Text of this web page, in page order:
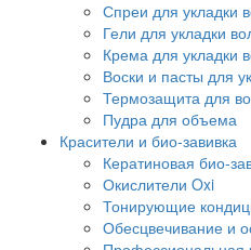
Спреи для укладки
Гели для укладки
Крема для укладки
Воски и пасты для
Термозащита для
Пудра для объема
Красители и био-завивка
Кератиновая био-
Окислители Oxi
Тонирующие
Обесцвечивание и